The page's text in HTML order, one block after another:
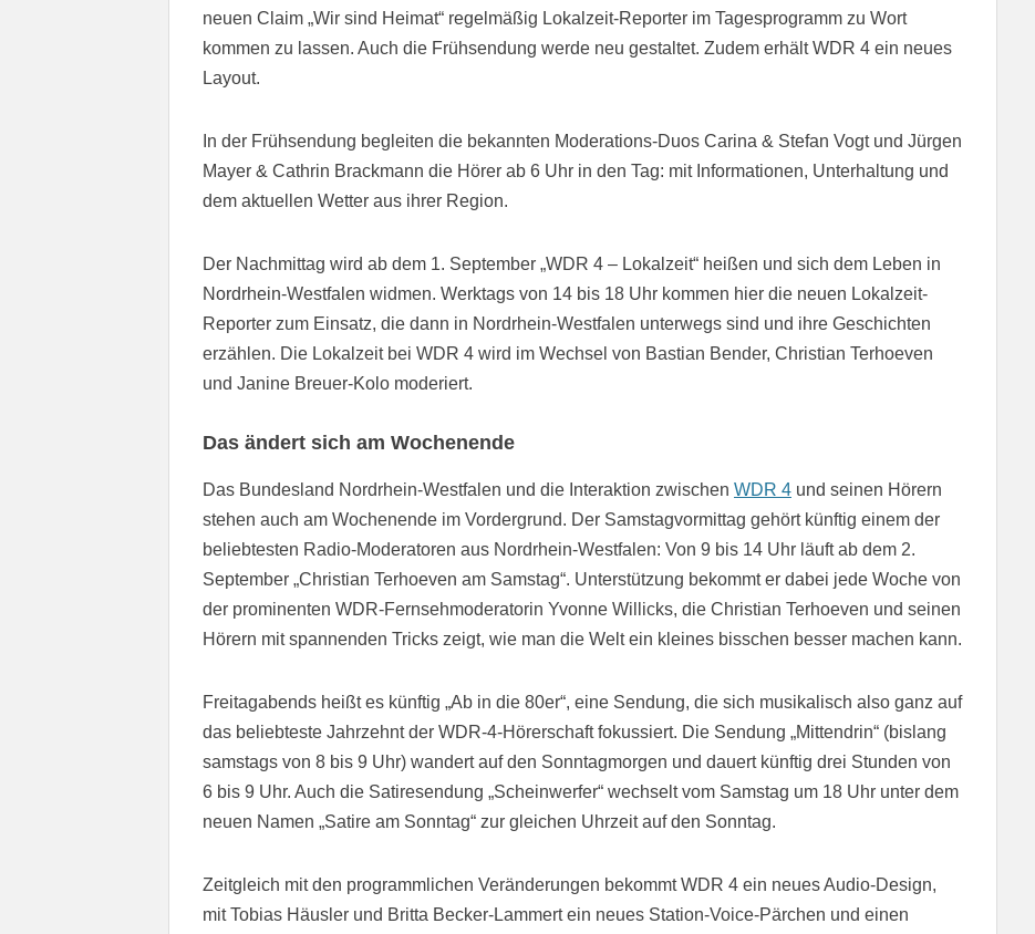
neuen Claim „Wir sind Heimat“ regelmäßig Lokalzeit-Reporter im Tagesprogramm zu Wort
kommen zu lassen. Auch die Frühsendung werde neu gestaltet. Zudem erhält WDR 4 ein neues
Layout.
In der Frühsendung begleiten die bekannten Moderations-Duos Carina & Stefan Vogt und Jürgen
Mayer & Cathrin Brackmann die Hörer ab 6 Uhr in den Tag: mit Informationen, Unterhaltung und
dem aktuellen Wetter aus ihrer Region.
Der Nachmittag wird ab dem 1. September „WDR 4 – Lokalzeit“ heißen und sich dem Leben in
Nordrhein-Westfalen widmen. Werktags von 14 bis 18 Uhr kommen hier die neuen Lokalzeit-
Reporter zum Einsatz, die dann in Nordrhein-Westfalen unterwegs sind und ihre Geschichten
erzählen. Die Lokalzeit bei WDR 4 wird im Wechsel von Bastian Bender, Christian Terhoeven
und Janine Breuer-Kolo moderiert.
Das ändert sich am Wochenende
Das Bundesland Nordrhein-Westfalen und die Interaktion zwischen WDR 4 und seinen Hörern
stehen auch am Wochenende im Vordergrund. Der Samstagvormittag gehört künftig einem der
beliebtesten Radio-Moderatoren aus Nordrhein-Westfalen: Von 9 bis 14 Uhr läuft ab dem 2.
September „Christian Terhoeven am Samstag“. Unterstützung bekommt er dabei jede Woche von
der prominenten WDR-Fernsehmoderatorin Yvonne Willicks, die Christian Terhoeven und seinen
Hörern mit spannenden Tricks zeigt, wie man die Welt ein kleines bisschen besser machen kann.
Freitagabends heißt es künftig „Ab in die 80er“, eine Sendung, die sich musikalisch also ganz auf
das beliebteste Jahrzehnt der WDR-4-Hörerschaft fokussiert. Die Sendung „Mittendrin“ (bislang
samstags von 8 bis 9 Uhr) wandert auf den Sonntagmorgen und dauert künftig drei Stunden von
6 bis 9 Uhr. Auch die Satiresendung „Scheinwerfer“ wechselt vom Samstag um 18 Uhr unter dem
neuen Namen „Satire am Sonntag“ zur gleichen Uhrzeit auf den Sonntag.
Zeitgleich mit den programmlichen Veränderungen bekommt WDR 4 ein neues Audio-Design,
mit Tobias Häusler und Britta Becker-Lammert ein neues Station-Voice-Pärchen und einen